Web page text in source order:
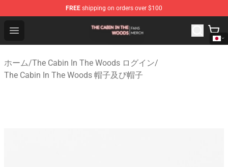
FREE shipping on orders over $100
Open menu
The Cabin In The Woods Shop - Official The Cabin In
ホーム/The Cabin In The Woods ログイン/
The Cabin In The Woods 帽子及び帽子